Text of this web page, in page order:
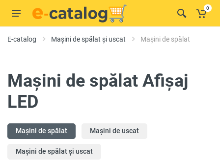
0
E-catalog Mașini de spălat și uscat Mașini de spălat
Mașini de spălat Afișaj
LED
Mașini de spălat Mașini de uscat
Mașini de spălat și uscat